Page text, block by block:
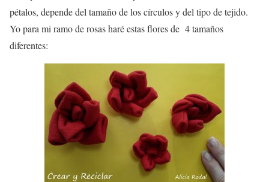
pétalos, depende del tamaño de los círculos y del tipo de tejido.
Yo para mi ramo de rosas haré estas flores de 4 tamaños
diferentes: